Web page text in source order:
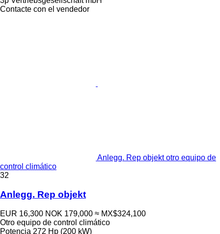
Contacte con el vendedor
Anlegg. Rep objekt otro equipo de
control climático
32
Anlegg. Rep objekt
EUR 16,300 NOK 179,000 ≈ MX$324,100
Otro equipo de control climático
Potencia 272 Hp (200 kW)